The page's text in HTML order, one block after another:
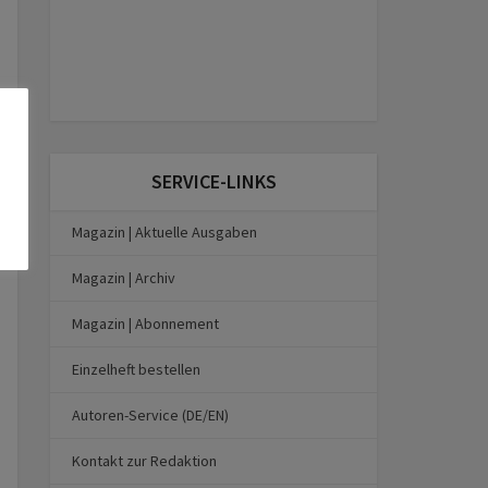
SERVICE-LINKS
Magazin | Aktuelle Ausgaben
Magazin | Archiv
Magazin | Abonnement
Einzelheft bestellen
Autoren-Service (DE/EN)
Kontakt zur Redaktion